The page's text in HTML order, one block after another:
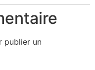
publier un